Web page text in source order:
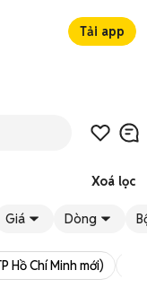
Tải app
Xoá lọc
Giá Dòng
Hồ Chí Minh mới)